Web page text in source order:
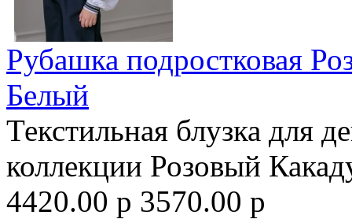
Рубашка подростковая
Белый
Текстильная блузка для
коллекции Розовый
4420.00 р 3570.00 р